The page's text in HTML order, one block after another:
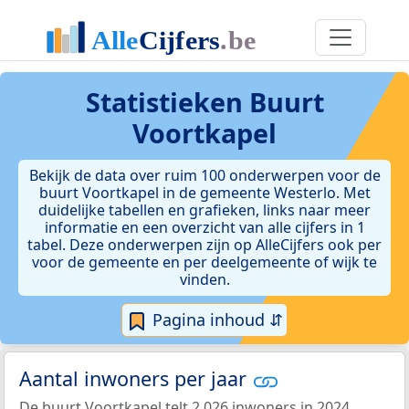
Statistieken Buurt
Voortkapel
Bekijk de data over ruim 100 onderwerpen voor de
buurt Voortkapel in de gemeente Westerlo. Met
duidelijke tabellen en grafieken, links naar meer
informatie en een overzicht van alle cijfers in 1
tabel. Deze onderwerpen zijn op AlleCijfers ook per
voor de gemeente en per deelgemeente of wijk te
vinden.
Pagina inhoud ⇵
Aantal inwoners per jaar